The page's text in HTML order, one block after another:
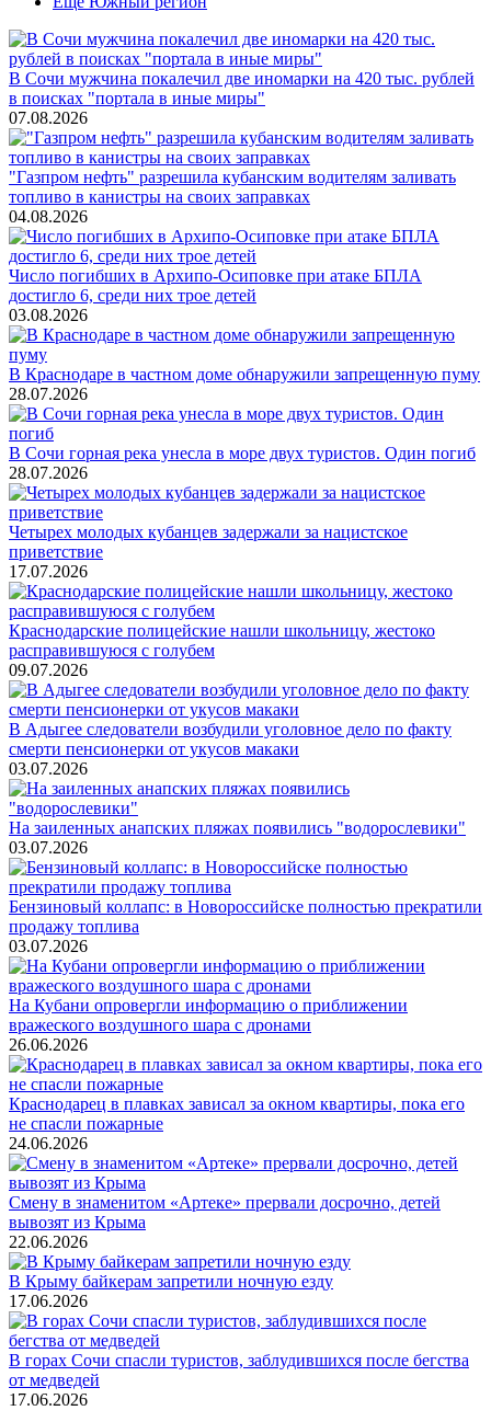
В Сочи мужчина покалечил две иномарки на 420 тыс. рублей
в поисках "портала в иные миры"
07.08.2026
"Газпром нефть" разрешила кубанским водителям заливать
топливо в канистры на своих заправках
04.08.2026
Число погибших в Архипо-Осиповке при атаке БПЛА
достигло 6, среди них трое детей
03.08.2026
В Краснодаре в частном доме обнаружили запрещенную пуму
28.07.2026
В Сочи горная река унесла в море двух туристов. Один погиб
28.07.2026
Четырех молодых кубанцев задержали за нацистское
приветствие
17.07.2026
Краснодарские полицейские нашли школьницу, жестоко
расправившуюся с голубем
09.07.2026
В Адыгее следователи возбудили уголовное дело по факту
смерти пенсионерки от укусов макаки
03.07.2026
На заиленных анапских пляжах появились "водорослевики"
03.07.2026
Бензиновый коллапс: в Новороссийске полностью прекратили
продажу топлива
03.07.2026
На Кубани опровергли информацию о приближении
вражеского воздушного шара с дронами
26.06.2026
Краснодарец в плавках зависал за окном квартиры, пока его
не спасли пожарные
24.06.2026
Смену в знаменитом «Артеке» прервали досрочно, детей
вывозят из Крыма
22.06.2026
В Крыму байкерам запретили ночную езду
17.06.2026
В горах Сочи спасли туристов, заблудившихся после бегства
от медведей
17.06.2026